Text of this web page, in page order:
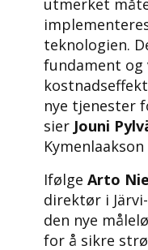
utmerket
teknologien.
fundament og
nye tjenester
sier Jouni
Ifølge Arto
direktør i
den nye
for å sikre